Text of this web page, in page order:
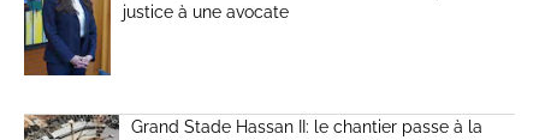
justice à une avocate
Grand Stade Hassan II: le chantier passe à la